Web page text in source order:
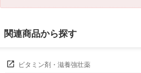
関連商品から探す
ビタミン剤・滋養強壮薬